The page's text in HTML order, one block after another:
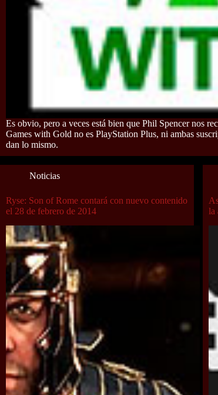
Es obvio, pero a veces está bien que Phil Spencer nos
Games with Gold no es PlayStation Plus, ni ambas
dan lo mismo.
Noticias
Ryse: Son of Rome contará con nuevo contenido
el 28 de febrero de 2014
la